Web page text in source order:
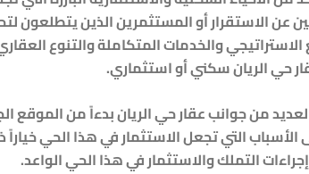
عن الاستقرار أو المستثمرين الذين يتطلعون
والخدمات المتكاملة والتنوع
حي الريانسكني أو استثماري.
من جوانب عقار حي الريان بدءاً من الموقع
الأسباب التي تجعل الاستثمار في هذا الحي
التملك والاستثمار في هذا الحي الواعد.